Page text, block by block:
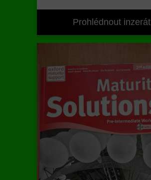
Prohlédnout inzerát